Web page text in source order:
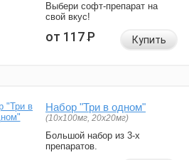
Выбери софт-препарат на
свой вкус!
от 117Р Купить
Набор "Три в одном"
(10x100мг, 20x20мг)
Большой набор из 3-х
препаратов.